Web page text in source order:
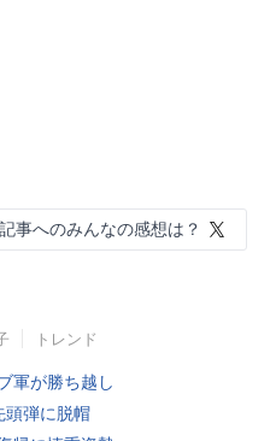
事へのみんなの感想は？
トレンド
軍が勝ち越し
頭弾に脱帽